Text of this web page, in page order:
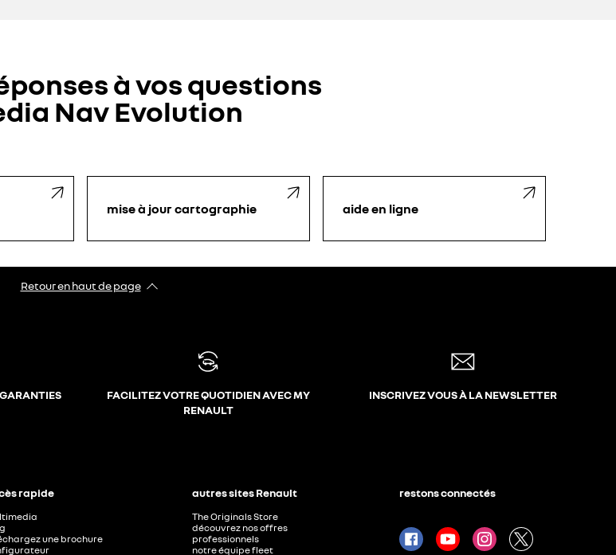
à vos questions
Nav Evolution
mise à jour cartographie aide en ligne
Retour en haut de page
FACILITEZ VOTRE QUOTIDIEN AVEC MY
RENAULT
INSCRIVEZ VOUS À LA NEWSLETTER
rapide
une brochure
autres sites Renault
The Originals Store
découvrez nos offres
professionnels
notre équipe fleet
restons connectés